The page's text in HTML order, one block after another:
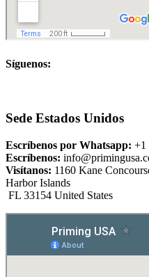
Síguenos:
Sede Estados Unidos
Escríbenos por Whatsapp: +1
Escríbenos:
Visítanos: 1160 Kane
Harbor Islands
FL 33154 United States